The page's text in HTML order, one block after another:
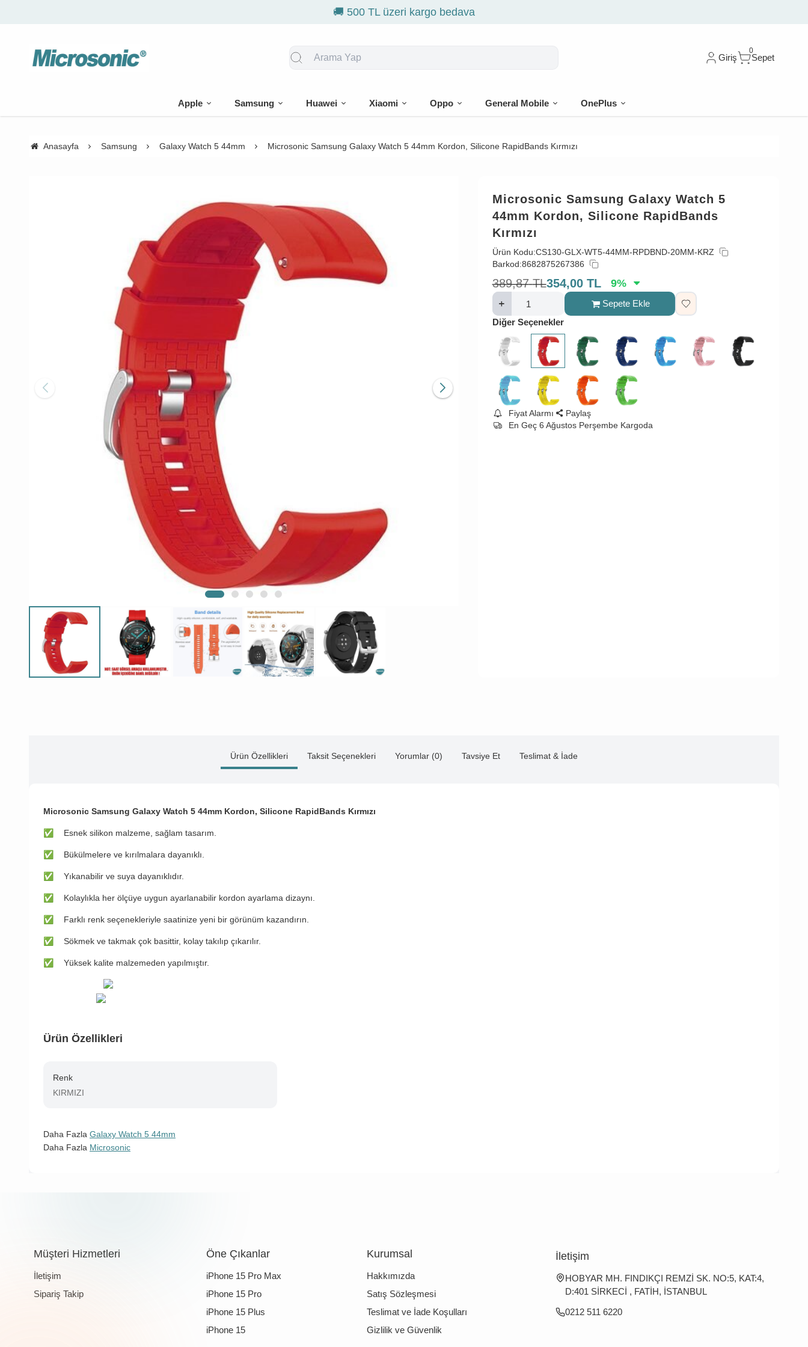
Giriş
0
Sepet
Apple Samsung Huawei Xiaomi Oppo General Mobile OnePlus
Anasayfa Samsung Galaxy Watch 5 44mm Microsonic Samsung Galaxy Watch 5 44mm Kordon, Silicone RapidBands Kırmızı
Microsonic Samsung Galaxy Watch 5
44mm Kordon, Silicone RapidBands
Kırmızı
Ürün Kodu:CS130-GLX-WT5-44MM-RPDBND-20MM-KRZ
Barkod:8682875267386
389,87 TL354,00 TL 9%
Sepete Ekle
Diğer Seçenekler
Fiyat Alarmı
Paylaş
En Geç 6 Ağustos Perşembe Kargoda
Ürün Özellikleri Taksit Seçenekleri Yorumlar (0) Tavsiye Et Teslimat & İade
Microsonic Samsung Galaxy Watch 5 44mm Kordon, Silicone RapidBands Kırmızı
✅ Esnek silikon malzeme, sağlam tasarım.
✅ Bükülmelere ve kırılmalara dayanıklı.
✅ Yıkanabilir ve suya dayanıklıdır.
✅ Kolaylıkla her ölçüye uygun ayarlanabilir kordon ayarlama dizaynı.
✅ Farklı renk seçenekleriyle saatinize yeni bir görünüm kazandırın.
✅ Sökmek ve takmak çok basittir, kolay takılıp çıkarılır.
✅ Yüksek kalite malzemeden yapılmıştır.
Ürün Özellikleri
Renk
KIRMIZI
Daha Fazla Galaxy Watch 5 44mm
Daha Fazla Microsonic
Müşteri Hizmetleri
İletişim
Sipariş Takip
Öne Çıkanlar
iPhone 15 Pro Max
iPhone 15 Pro
iPhone 15 Plus
iPhone 15
Kurumsal
Hakkımızda
Satış Sözleşmesi
Teslimat ve İade Koşulları
Gizlilik ve Güvenlik
İletişim
HOBYAR MH. FINDIKÇI REMZİ SK. NO:5, KAT:4,
D:401 SİRKECİ , FATİH, İSTANBUL
0212 511 6220